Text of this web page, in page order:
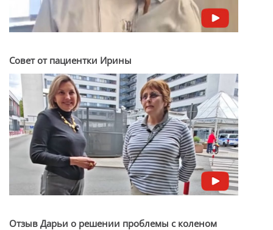
Совет от пациентки Ирины
Отзыв Дарьи о решении проблемы с коленом